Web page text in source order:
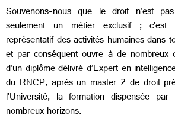
Souvenons-nous que le droit n’est
seulement un métier exclusif ;
représentatif des activités humaines dans
et par conséquent ouvre à de nombreux
d’un diplôme délivré d’Expert en
du RNCP, après un master 2 de droit
l’Université, la formation dispensée
nombreux horizons.